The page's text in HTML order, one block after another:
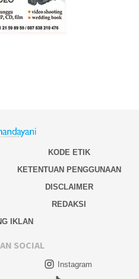
KODE ETIK
KETENTUAN PENGGUNAAN
DISCLAIMER
REDAKSI
IKLAN
SOCIAL
Instagram